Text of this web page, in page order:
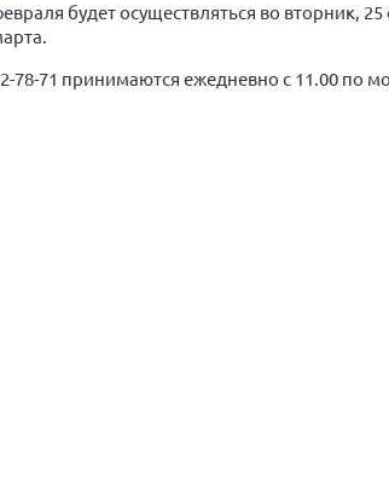
будет осуществляться во вторник, 25
78-71 принимаются ежедневно с 11.00 по